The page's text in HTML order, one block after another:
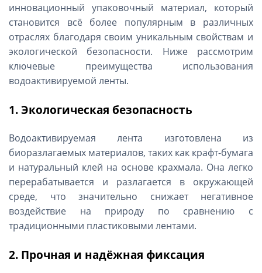
инновационный упаковочный материал, который
становится всё более популярным в различных
отраслях благодаря своим уникальным свойствам и
экологической безопасности. Ниже рассмотрим
ключевые преимущества использования
водоактивируемой ленты.
1. Экологическая безопасность
Водоактивируемая лента изготовлена из
биоразлагаемых материалов, таких как крафт-бумага
и натуральный клей на основе крахмала. Она легко
перерабатывается и разлагается в окружающей
среде, что значительно снижает негативное
воздействие на природу по сравнению с
традиционными пластиковыми лентами.
2. Прочная и надёжная фиксация